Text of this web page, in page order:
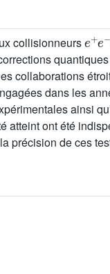
collisionneurs
e+e
collaborations
dans les
ainsi
ont été
précision de ces